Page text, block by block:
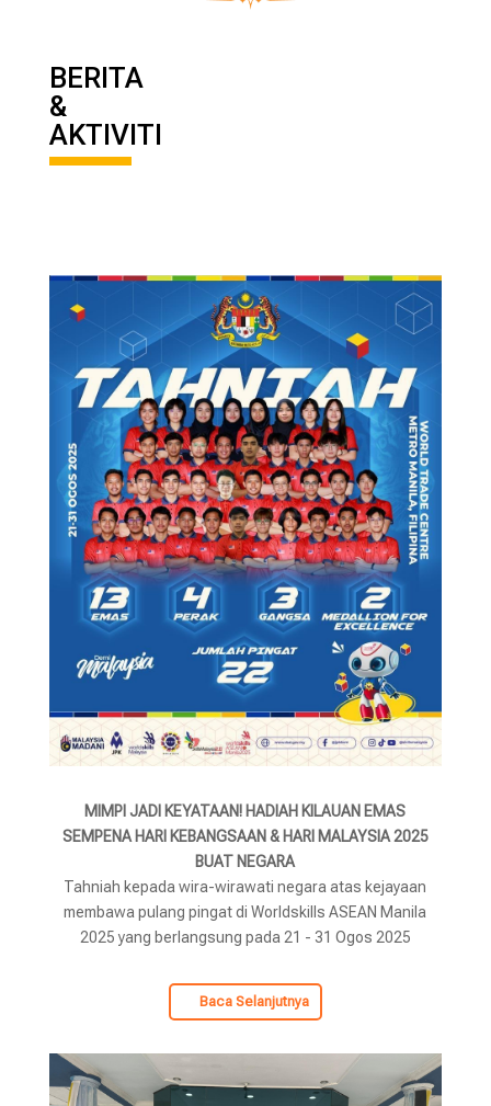
BERITA
&
AKTIVITI
MIMPI JADI KEYATAAN! HADIAH KILAUAN EMAS
SEMPENA HARI KEBANGSAAN & HARI MALAYSIA 2025
BUAT NEGARA
Tahniah kepada wira-wirawati negara atas kejayaan
membawa pulang pingat di Worldskills ASEAN Manila
2025 yang berlangsung pada 21 - 31 Ogos 2025
Baca Selanjutnya